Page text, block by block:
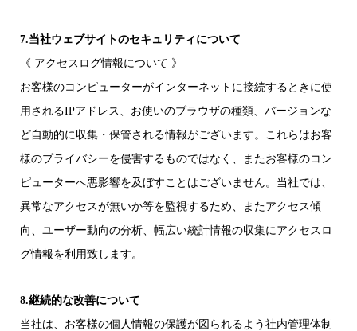
7.当社ウェブサイトのセキュリティについて
《 アクセスログ情報について 》
お客様のコンピューターがインターネットに接続するときに使
用されるIPアドレス、お使いのブラウザの種類、バージョンな
ど自動的に収集・保管される情報がございます。これらはお客
様のプライバシーを侵害するものではなく、またお客様のコン
ピューターへ悪影響を及ぼすことはございません。当社では、
異常なアクセスが無いか等を監視するため、またアクセス傾
向、ユーザー動向の分析、幅広い統計情報の収集にアクセスロ
グ情報を利用致します。
8.継続的な改善について
当社は、お客様の個人情報の保護が図られるよう社内管理体制